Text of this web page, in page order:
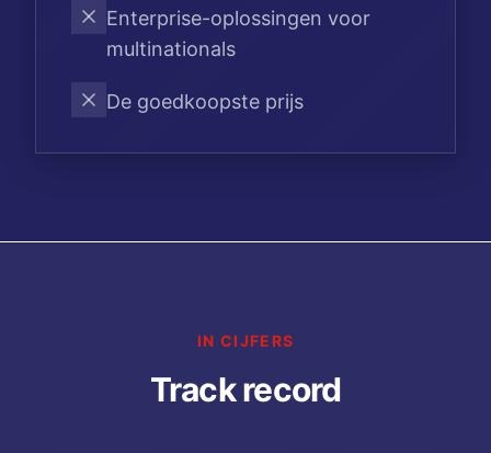
Enterprise-oplossingen voor
multinationals
De goedkoopste prijs
IN CIJFERS
Track record